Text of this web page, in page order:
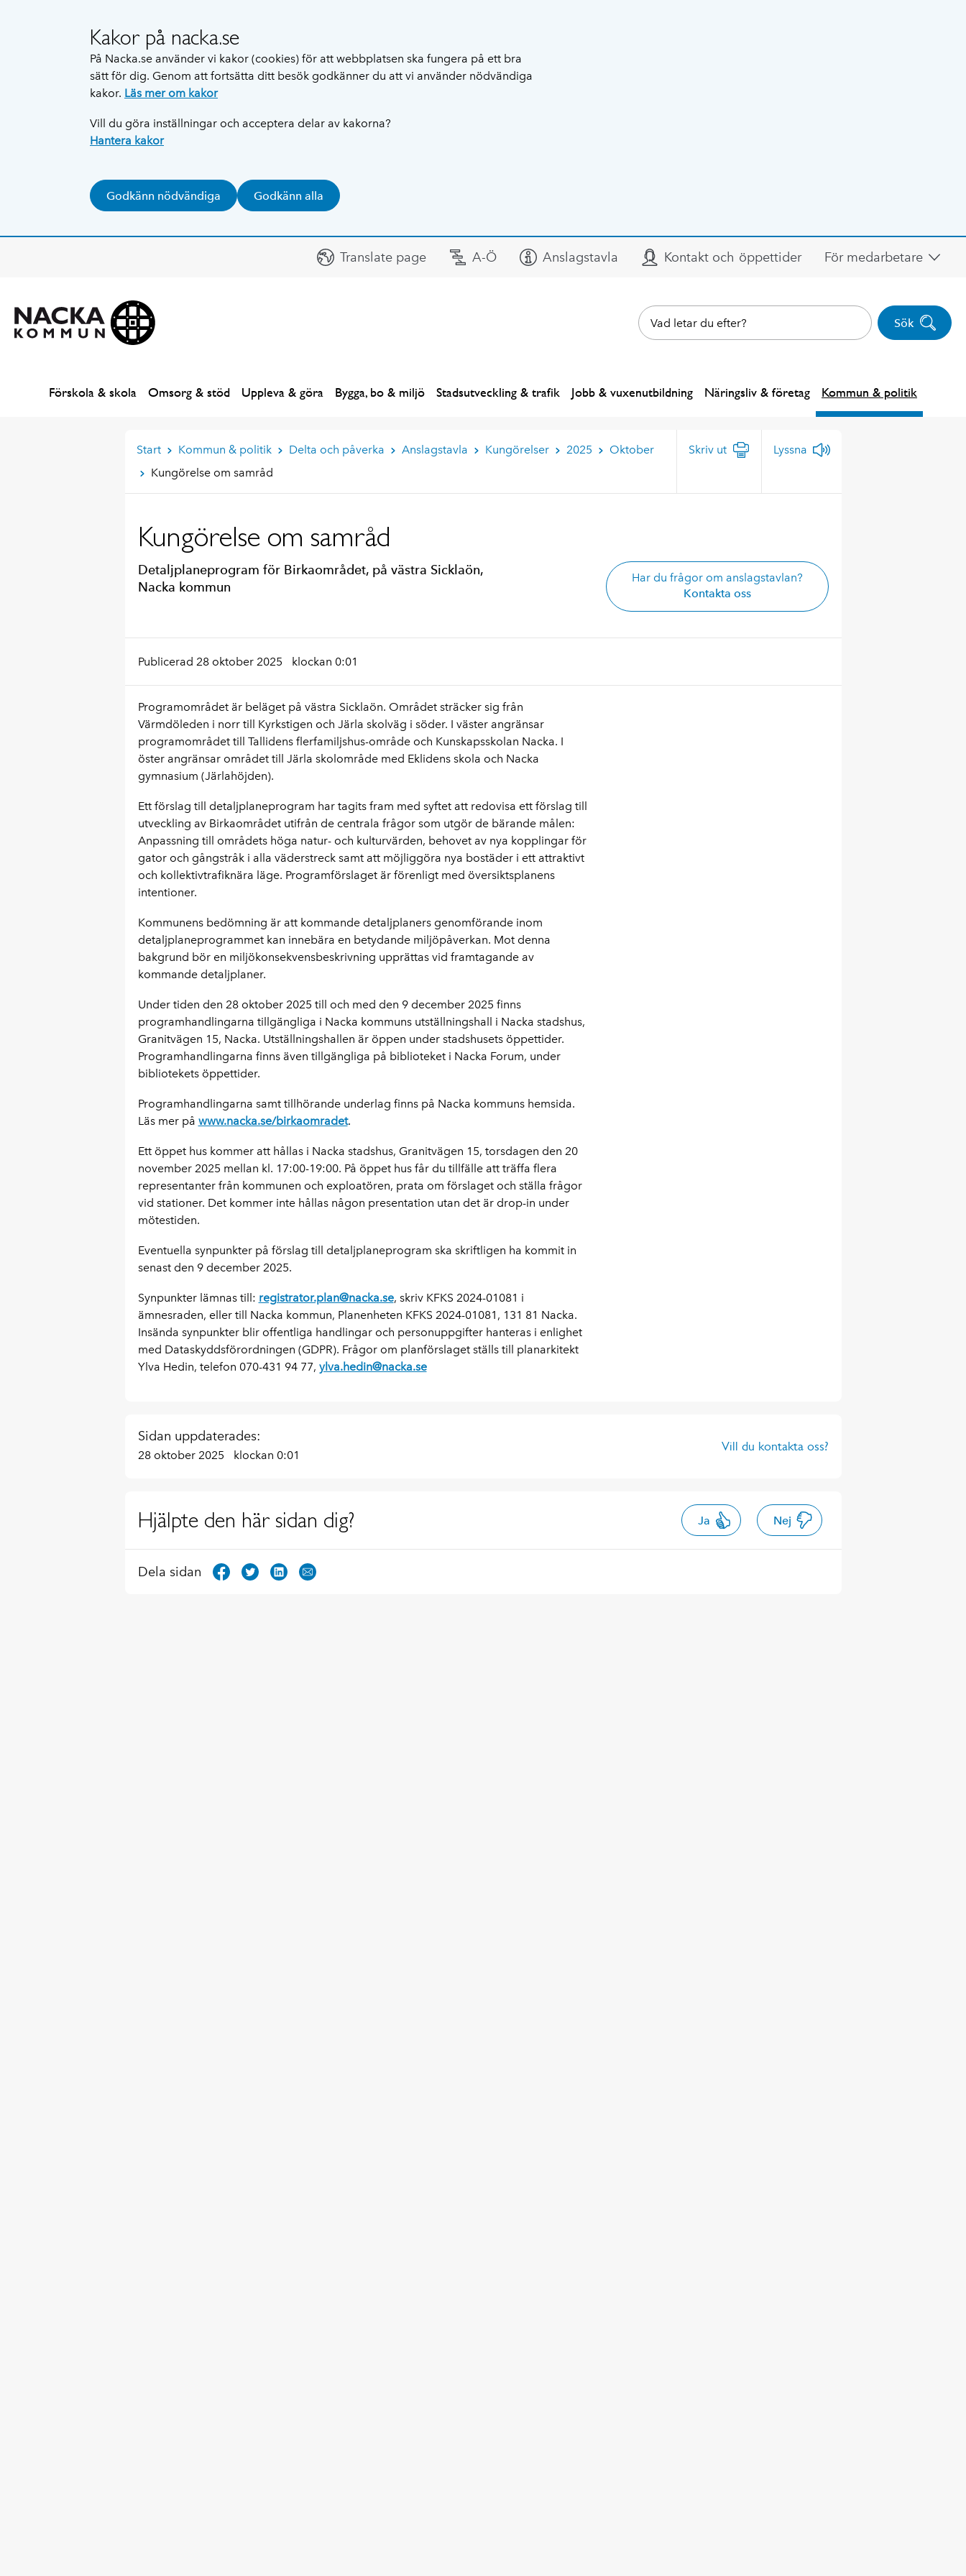
Kakor på nacka.se
På Nacka.se använder vi kakor (cookies) för att webbplatsen ska fungera på ett bra
sätt för dig. Genom att fortsätta ditt besök godkänner du att vi använder nödvändiga
kakor. Läs mer om kakor
Vill du göra inställningar och acceptera delar av kakorna?
Hantera kakor
Godkänn nödvändiga Godkänn alla
Translate page A-Ö Anslagstavla Kontakt och öppettider För medarbetare
Sök
Förskola & skola Omsorg & stöd Uppleva & göra Bygga, bo & miljö Stadsutveckling & trafik Jobb & vuxenutbildning Näringsliv & företag Kommun & politik
Start Kommun & politik Delta och påverka Anslagstavla Kungörelser 2025
Oktober
Kungörelse om samråd
Skriv ut Lyssna
Kungörelse om samråd
Detaljplaneprogram för Birkaområdet, på västra Sicklaön,
Nacka kommun
Har du frågor om anslagstavlan?
Kontakta oss
Publicerad 28 oktober 2025 klockan 0:01
Programområdet är beläget på västra Sicklaön. Området sträcker sig från
Värmdöleden i norr till Kyrkstigen och Järla skolväg i söder. I väster angränsar
programområdet till Tallidens flerfamiljshus-område och Kunskapsskolan Nacka. I
öster angränsar området till Järla skolområde med Eklidens skola och Nacka
gymnasium (Järlahöjden).
Ett förslag till detaljplaneprogram har tagits fram med syftet att redovisa ett förslag till
utveckling av Birkaområdet utifrån de centrala frågor som utgör de bärande målen:
Anpassning till områdets höga natur- och kulturvärden, behovet av nya kopplingar för
gator och gångstråk i alla väderstreck samt att möjliggöra nya bostäder i ett attraktivt
och kollektivtrafiknära läge. Programförslaget är förenligt med översiktsplanens
intentioner.
Kommunens bedömning är att kommande detaljplaners genomförande inom
detaljplaneprogrammet kan innebära en betydande miljöpåverkan. Mot denna
bakgrund bör en miljökonsekvensbeskrivning upprättas vid framtagande av
kommande detaljplaner.
Under tiden den 28 oktober 2025 till och med den 9 december 2025 finns
programhandlingarna tillgängliga i Nacka kommuns utställningshall i Nacka stadshus,
Granitvägen 15, Nacka. Utställningshallen är öppen under stadshusets öppettider.
Programhandlingarna finns även tillgängliga på biblioteket i Nacka Forum, under
bibliotekets öppettider.
Programhandlingarna samt tillhörande underlag finns på Nacka kommuns hemsida.
Läs mer på www.nacka.se/birkaomradet.
Ett öppet hus kommer att hållas i Nacka stadshus, Granitvägen 15, torsdagen den 20
november 2025 mellan kl. 17:00-19:00. På öppet hus får du tillfälle att träffa flera
representanter från kommunen och exploatören, prata om förslaget och ställa frågor
vid stationer. Det kommer inte hållas någon presentation utan det är drop-in under
mötestiden.
Eventuella synpunkter på förslag till detaljplaneprogram ska skriftligen ha kommit in
senast den 9 december 2025.
Synpunkter lämnas till: registrator.plan@nacka.se, skriv KFKS 2024-01081 i
ämnesraden, eller till Nacka kommun, Planenheten KFKS 2024-01081, 131 81 Nacka.
Insända synpunkter blir offentliga handlingar och personuppgifter hanteras i enlighet
med Dataskyddsförordningen (GDPR). Frågor om planförslaget ställs till planarkitekt
Ylva Hedin, telefon 070-431 94 77, ylva.hedin@nacka.se
Sidan uppdaterades:
28 oktober 2025 klockan 0:01
Vill du kontakta oss?
Hjälpte den här sidan dig? Ja Nej
Dela sidan